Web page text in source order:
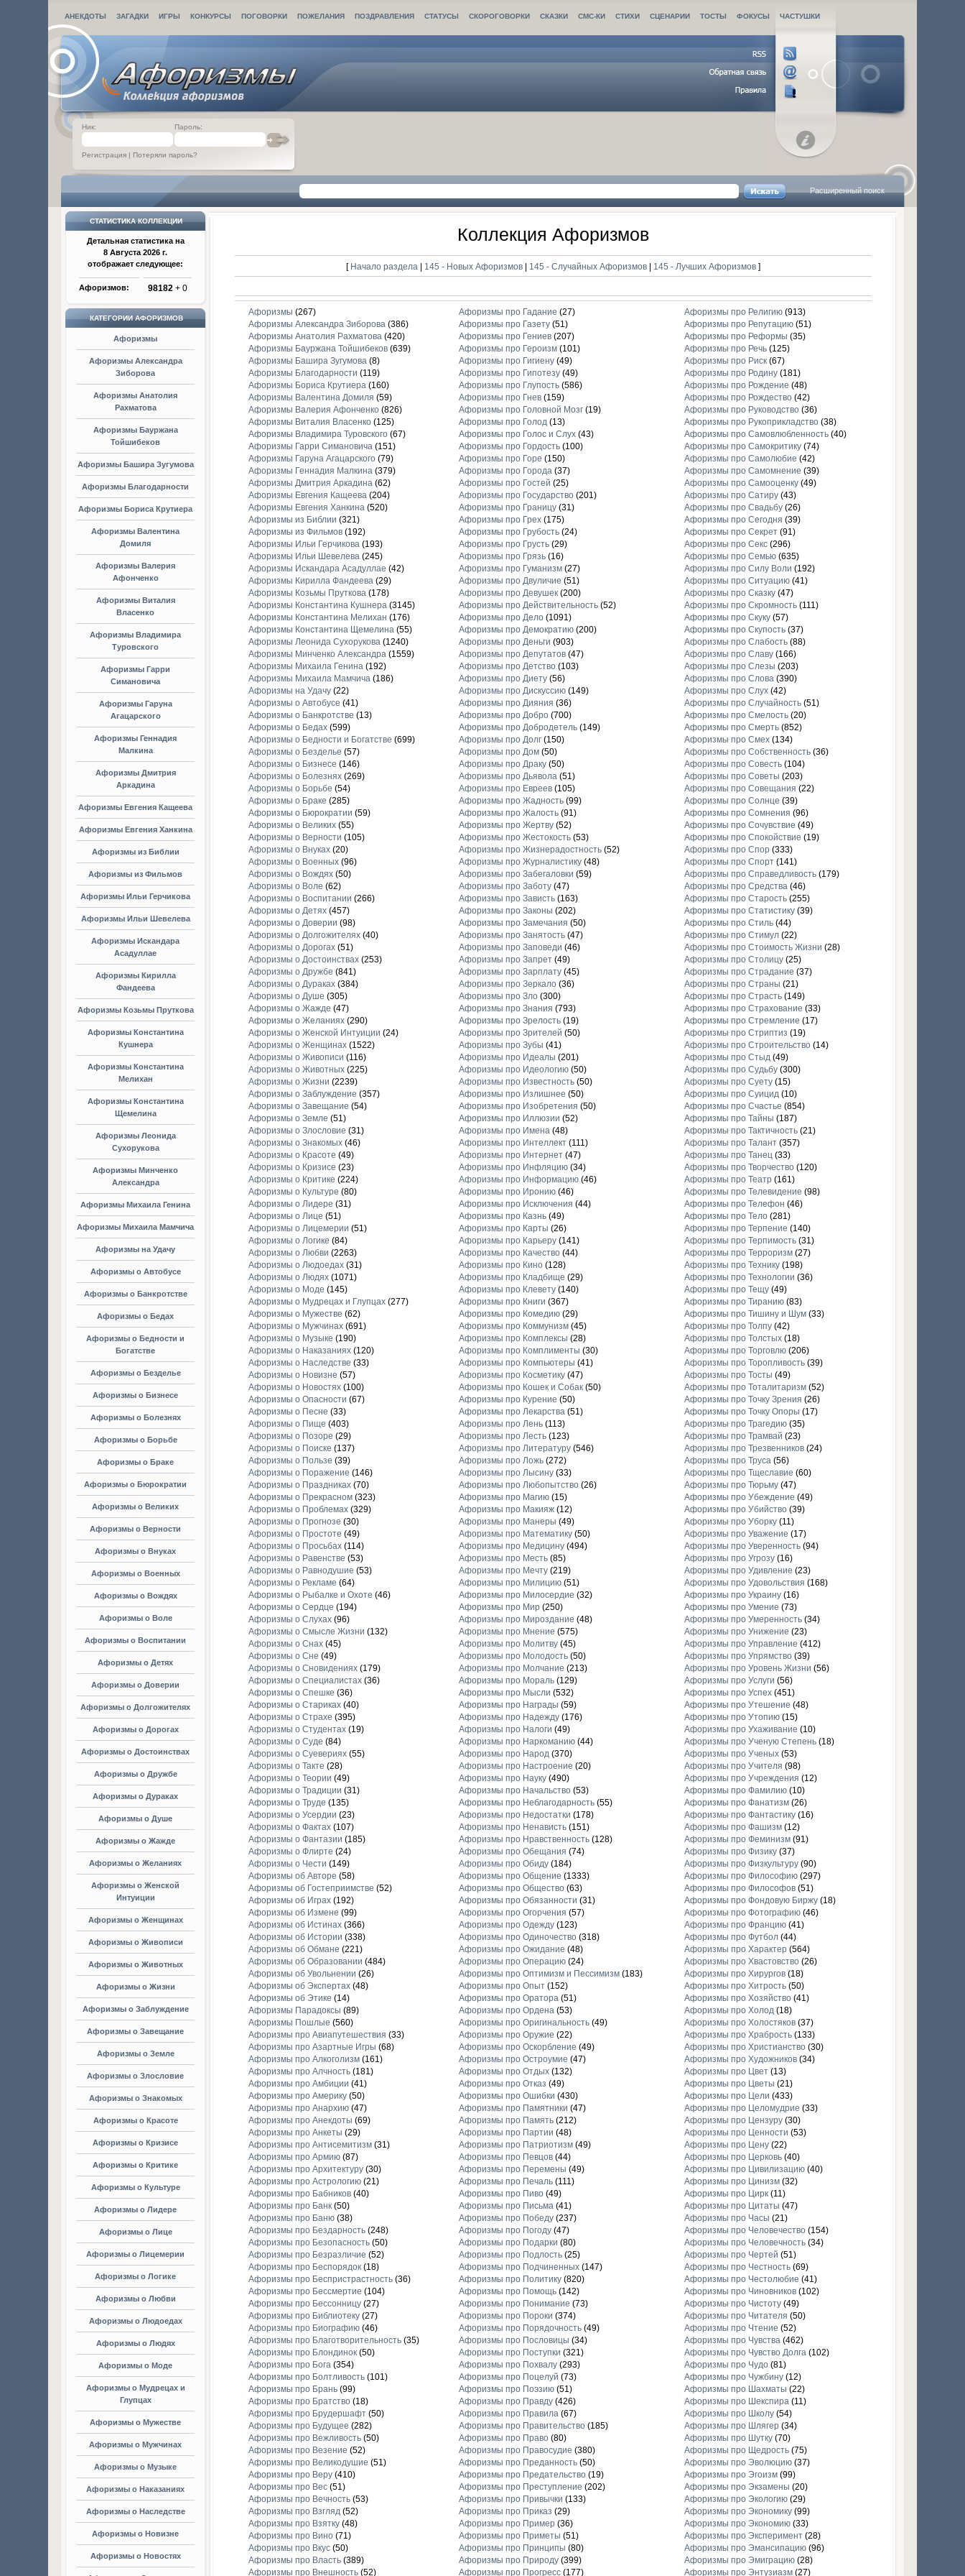
АНЕКДОТЫ ЗАГАДКИ ИГРЫ КОНКУРСЫ ПОГОВОРКИ ПОЖЕЛАНИЯ ПОЗДРАВЛЕНИЯ СТАТУСЫ СКОРОГОВОРКИ СКАЗКИ СМС-КИ СТИХИ СЦЕНАРИИ ТОСТЫ ФОКУСЫ ЧАСТУШКИ
Ник: Пароль:
Регистрация | Потеряли пароль?
Расширенный поиск
СТАТИСТИКА КОЛЛЕКЦИИ
Детальная статистика на
8 Августа 2026 г.
отображает следующее:
Афоризмов: 98182+ 0
КАТЕГОРИИ АФОРИЗМОВ
Афоризмы
Афоризмы Александра
Зиборова
Афоризмы Анатолия
Рахматова
Афоризмы Бауржана
Тойшибеков
Афоризмы Башира Зугумова
Афоризмы Благодарности
Афоризмы Бориса Крутиера
Афоризмы Валентина
Домиля
Афоризмы Валерия
Афонченко
Афоризмы Виталия
Власенко
Афоризмы Владимира
Туровского
Афоризмы Гарри
Симановича
Афоризмы Гаруна
Агацарского
Афоризмы Геннадия
Малкина
Афоризмы Дмитрия
Аркадина
Афоризмы Евгения Кащеева
Афоризмы Евгения Ханкина
Афоризмы из Библии
Афоризмы из Фильмов
Афоризмы Ильи Герчикова
Афоризмы Ильи Шевелева
Афоризмы Искандара
Асадуллае
Афоризмы Кирилла
Фандеева
Афоризмы Козьмы Пруткова
Афоризмы Константина
Кушнера
Афоризмы Константина
Мелихан
Афоризмы Константина
Щемелина
Афоризмы Леонида
Сухорукова
Афоризмы Минченко
Александра
Афоризмы Михаила Генина
Афоризмы Михаила Мамчича
Афоризмы на Удачу
Афоризмы о Автобусе
Афоризмы о Банкротстве
Афоризмы о Бедах
Афоризмы о Бедности и
Богатстве
Афоризмы о Безделье
Афоризмы о Бизнесе
Афоризмы о Болезнях
Афоризмы о Борьбе
Афоризмы о Браке
Афоризмы о Бюрократии
Афоризмы о Великих
Афоризмы о Верности
Афоризмы о Внуках
Афоризмы о Военных
Афоризмы о Вождях
Афоризмы о Воле
Афоризмы о Воспитании
Афоризмы о Детях
Афоризмы о Доверии
Афоризмы о Долгожителях
Афоризмы о Дорогах
Афоризмы о Достоинствах
Афоризмы о Дружбе
Афоризмы о Дураках
Афоризмы о Душе
Афоризмы о Жажде
Афоризмы о Желаниях
Афоризмы о Женской
Интуиции
Афоризмы о Женщинах
Афоризмы о Живописи
Афоризмы о Животных
Афоризмы о Жизни
Афоризмы о Заблуждение
Афоризмы о Завещание
Афоризмы о Земле
Афоризмы о Злословие
Афоризмы о Знакомых
Афоризмы о Красоте
Афоризмы о Кризисе
Афоризмы о Критике
Афоризмы о Культуре
Афоризмы о Лидере
Афоризмы о Лице
Афоризмы о Лицемерии
Афоризмы о Логике
Афоризмы о Любви
Афоризмы о Людоедах
Афоризмы о Людях
Афоризмы о Моде
Афоризмы о Мудрецах и
Глупцах
Афоризмы о Мужестве
Афоризмы о Мужчинах
Афоризмы о Музыке
Афоризмы о Наказаниях
Афоризмы о Наследстве
Афоризмы о Новизне
Афоризмы о Новостях
Коллекция Афоризмов
[ Начало раздела | 145 - Новых Афоризмов | 145 - Случайных Афоризмов | 145 - Лучших Афоризмов]
Афоризмы (267)
Афоризмы Александра Зиборова(386)
Афоризмы Анатолия Рахматова(420)
Афоризмы Бауржана Тойшибеков(639)
Афоризмы Башира Зугумова(8)
Афоризмы Благодарности (119)
Афоризмы Бориса Крутиера(160)
Афоризмы Валентина Домиля (59)
Афоризмы Валерия Афонченко(826)
Афоризмы Виталия Власенко(125)
Афоризмы Владимира Туровского(67)
Афоризмы Гарри Симановича(151)
Афоризмы Гаруна Агацарского(79)
Афоризмы Геннадия Малкина(379)
Афоризмы Дмитрия Аркадина(62)
Афоризмы Евгения Кащеева(204)
Афоризмы Евгения Ханкина(520)
Афоризмы из Библии (321)
Афоризмы из Фильмов(192)
Афоризмы Ильи Герчикова(193)
Афоризмы Ильи Шевелева(245)
Афоризмы Искандара Асадуллае (42)
Афоризмы Кирилла Фандеева(29)
Афоризмы Козьмы Пруткова(178)
Афоризмы Константина Кушнера(3145)
Афоризмы Константина Мелихан (176)
Афоризмы Константина Щемелина(55)
Афоризмы Леонида Сухорукова(1240)
Афоризмы Минченко Александра(1559)
Афоризмы Михаила Генина(192)
Афоризмы Михаила Мамчича(186)
Афоризмы на Удачу(22)
Афоризмы о Автобусе (41)
Афоризмы о Банкротстве (13)
Афоризмы о Бедах(599)
Афоризмы о Бедности и Богатстве (699)
Афоризмы о Безделье (57)
Афоризмы о Бизнесе (146)
Афоризмы о Болезнях(269)
Афоризмы о Борьбе (54)
Афоризмы о Браке (285)
Афоризмы о Бюрократии (59)
Афоризмы о Великих(55)
Афоризмы о Верности (105)
Афоризмы о Внуках(20)
Афоризмы о Военных(96)
Афоризмы о Вождях(50)
Афоризмы о Воле (62)
Афоризмы о Воспитании (266)
Афоризмы о Детях(457)
Афоризмы о Доверии (98)
Афоризмы о Долгожителях(40)
Афоризмы о Дорогах(51)
Афоризмы о Достоинствах(253)
Афоризмы о Дружбе (841)
Афоризмы о Дураках(384)
Афоризмы о Душе (305)
Афоризмы о Жажде (47)
Афоризмы о Желаниях(290)
Афоризмы о Женской Интуиции (24)
Афоризмы о Женщинах(1522)
Афоризмы о Живописи (116)
Афоризмы о Животных(225)
Афоризмы о Жизни (2239)
Афоризмы о Заблуждение (357)
Афоризмы о Завещание (54)
Афоризмы о Земле (51)
Афоризмы о Злословие (31)
Афоризмы о Знакомых(46)
Афоризмы о Красоте (49)
Афоризмы о Кризисе (23)
Афоризмы о Критике (224)
Афоризмы о Культуре (80)
Афоризмы о Лидере (31)
Афоризмы о Лице (51)
Афоризмы о Лицемерии (51)
Афоризмы о Логике (84)
Афоризмы о Любви (2263)
Афоризмы о Людоедах(31)
Афоризмы о Людях(1071)
Афоризмы о Моде (145)
Афоризмы о Мудрецах и Глупцах(277)
Афоризмы о Мужестве (62)
Афоризмы о Мужчинах(691)
Афоризмы о Музыке (190)
Афоризмы о Наказаниях(120)
Афоризмы о Наследстве (33)
Афоризмы о Новизне (57)
Афоризмы о Новостях(100)
Афоризмы о Опасности (67)
Афоризмы о Песне (33)
Афоризмы о Пище (403)
Афоризмы о Позоре (29)
Афоризмы о Поиске (137)
Афоризмы о Пользе (39)
Афоризмы о Поражение (146)
Афоризмы о Праздниках(70)
Афоризмы о Прекрасном(323)
Афоризмы о Проблемах(329)
Афоризмы о Прогнозе (30)
Афоризмы о Простоте (49)
Афоризмы о Просьбах(114)
Афоризмы о Равенстве (53)
Афоризмы о Равнодушие (53)
Афоризмы о Рекламе (64)
Афоризмы о Рыбалке и Охоте (46)
Афоризмы о Сердце (194)
Афоризмы о Слухах(96)
Афоризмы о Смысле Жизни (132)
Афоризмы о Снах(45)
Афоризмы о Сне (49)
Афоризмы о Сновидениях(179)
Афоризмы о Специалистах(36)
Афоризмы о Спешке (36)
Афоризмы о Стариках(40)
Афоризмы о Страхе (395)
Афоризмы о Студентах(19)
Афоризмы о Суде (84)
Афоризмы о Суевериях(55)
Афоризмы о Такте (28)
Афоризмы о Теории (49)
Афоризмы о Традиции (31)
Афоризмы о Труде (135)
Афоризмы о Усердии (23)
Афоризмы о Фактах(107)
Афоризмы о Фантазии (185)
Афоризмы о Флирте (24)
Афоризмы о Чести (149)
Афоризмы об Авторе (58)
Афоризмы об Гостеприимстве (52)
Афоризмы об Играх(192)
Афоризмы об Измене (99)
Афоризмы об Истинах(366)
Афоризмы об Истории (338)
Афоризмы об Обмане (221)
Афоризмы об Образовании (484)
Афоризмы об Увольнении (26)
Афоризмы об Экспертах(48)
Афоризмы об Этике (14)
Афоризмы Парадоксы (89)
Афоризмы Пошлые (560)
Афоризмы про Авиапутешествия (33)
Афоризмы про Азартные Игры (68)
Афоризмы про Алкоголизм(161)
Афоризмы про Алчность(181)
Афоризмы про Амбиции (41)
Афоризмы про Америку(50)
Афоризмы про Анархию(47)
Афоризмы про Анекдоты (69)
Афоризмы про Анкеты (29)
Афоризмы про Антисемитизм(31)
Афоризмы про Армию(87)
Афоризмы про Архитектуру(30)
Афоризмы про Астрологию(21)
Афоризмы про Бабников(40)
Афоризмы про Банк(50)
Афоризмы про Баню(38)
Афоризмы про Бездарность(248)
Афоризмы про Безопасность(50)
Афоризмы про Безразличие (52)
Афоризмы про Беспорядок(18)
Афоризмы про Беспристрастность(36)
Афоризмы про Бессмертие (104)
Афоризмы про Бессонницу(27)
Афоризмы про Библиотеку(27)
Афоризмы про Биографию(46)
Афоризмы про Благотворительность(35)
Афоризмы про Блондинок(50)
Афоризмы про Бога(354)
Афоризмы про Болтливость(101)
Афоризмы про Брань(99)
Афоризмы про Братство(18)
Афоризмы про Брудершафт(50)
Афоризмы про Будущее (282)
Афоризмы про Вежливость(50)
Афоризмы про Везение (52)
Афоризмы про Великодушие (51)
Афоризмы про Веру(410)
Афоризмы про Вес(51)
Афоризмы про Вечность(53)
Афоризмы про Взгляд(52)
Афоризмы про Взятку(48)
Афоризмы про Вино(71)
Афоризмы про Вкус(50)
Афоризмы про Власть(389)
Афоризмы про Внешность(52)
Афоризмы про Гадание (27)
Афоризмы про Газету(51)
Афоризмы про Гениев(207)
Афоризмы про Героизм(101)
Афоризмы про Гигиену(49)
Афоризмы про Гипотезу(49)
Афоризмы про Глупость(586)
Афоризмы про Гнев(159)
Афоризмы про Головной Мозг(19)
Афоризмы про Голод(13)
Афоризмы про Голос и Слух(43)
Афоризмы про Гордость(100)
Афоризмы про Горе (150)
Афоризмы про Города(37)
Афоризмы про Гостей (25)
Афоризмы про Государство(201)
Афоризмы про Границу(31)
Афоризмы про Грех(175)
Афоризмы про Грубость(24)
Афоризмы про Грусть(29)
Афоризмы про Грязь(16)
Афоризмы про Гуманизм(27)
Афоризмы про Двуличие (51)
Афоризмы про Девушек(200)
Афоризмы про Действительность(52)
Афоризмы про Дело(1091)
Афоризмы про Демократию(200)
Афоризмы про Деньги (903)
Афоризмы про Депутатов(47)
Афоризмы про Детство(103)
Афоризмы про Диету(56)
Афоризмы про Дискуссию(149)
Афоризмы про Дияния (36)
Афоризмы про Добро(700)
Афоризмы про Добродетель(149)
Афоризмы про Долг(150)
Афоризмы про Дом(50)
Афоризмы про Драку(50)
Афоризмы про Дьявола(51)
Афоризмы про Евреев(105)
Афоризмы про Жадность(99)
Афоризмы про Жалость(91)
Афоризмы про Жертву(52)
Афоризмы про Жестокость(53)
Афоризмы про Жизнерадостность(52)
Афоризмы про Журналистику(48)
Афоризмы про Забегаловки (59)
Афоризмы про Заботу(47)
Афоризмы про Зависть(163)
Афоризмы про Законы (202)
Афоризмы про Замечания (50)
Афоризмы про Занятость(47)
Афоризмы про Заповеди (46)
Афоризмы про Запрет(49)
Афоризмы про Зарплату(45)
Афоризмы про Зеркало(36)
Афоризмы про Зло(300)
Афоризмы про Знания (793)
Афоризмы про Зрелость(19)
Афоризмы про Зрителей (50)
Афоризмы про Зубы (41)
Афоризмы про Идеалы (201)
Афоризмы про Идеологию(50)
Афоризмы про Известность(50)
Афоризмы про Излишнее (50)
Афоризмы про Изобретения (50)
Афоризмы про Иллюзии (52)
Афоризмы про Имена(48)
Афоризмы про Интеллект(111)
Афоризмы про Интернет(47)
Афоризмы про Инфляцию(34)
Афоризмы про Информацию(46)
Афоризмы про Иронию(46)
Афоризмы про Исключения (44)
Афоризмы про Казнь(49)
Афоризмы про Карты (26)
Афоризмы про Карьеру(141)
Афоризмы про Качество(44)
Афоризмы про Кино(128)
Афоризмы про Кладбище (29)
Афоризмы про Клевету(140)
Афоризмы про Книги (367)
Афоризмы про Комедию(29)
Афоризмы про Коммунизм(45)
Афоризмы про Комплексы (28)
Афоризмы про Комплименты (30)
Афоризмы про Компьютеры (41)
Афоризмы про Косметику(47)
Афоризмы про Кошек и Собак(50)
Афоризмы про Курение (50)
Афоризмы про Лекарства(51)
Афоризмы про Лень(113)
Афоризмы про Лесть(123)
Афоризмы про Литературу(546)
Афоризмы про Ложь(272)
Афоризмы про Лысину(33)
Афоризмы про Любопытство(26)
Афоризмы про Магию(15)
Афоризмы про Макияж(12)
Афоризмы про Манеры (49)
Афоризмы про Математику(50)
Афоризмы про Медицину(494)
Афоризмы про Месть(85)
Афоризмы про Мечту(219)
Афоризмы про Милицию(51)
Афоризмы про Милосердие (32)
Афоризмы про Мир(250)
Афоризмы про Мироздание (48)
Афоризмы про Мнение (575)
Афоризмы про Молитву(45)
Афоризмы про Молодость(50)
Афоризмы про Молчание (213)
Афоризмы про Мораль(129)
Афоризмы про Мысли (532)
Афоризмы про Награды (59)
Афоризмы про Надежду(176)
Афоризмы про Налоги (49)
Афоризмы про Наркоманию(44)
Афоризмы про Народ(370)
Афоризмы про Настроение (20)
Афоризмы про Науку(490)
Афоризмы про Начальство(53)
Афоризмы про Неблагодарность(55)
Афоризмы про Недостатки (178)
Афоризмы про Ненависть(151)
Афоризмы про Нравственность(128)
Афоризмы про Обещания (74)
Афоризмы про Обиду(184)
Афоризмы про Общение (1333)
Афоризмы про Общество(63)
Афоризмы про Обязанности (31)
Афоризмы про Огорчения (57)
Афоризмы про Одежду(123)
Афоризмы про Одиночество(318)
Афоризмы про Ожидание (48)
Афоризмы про Операцию(24)
Афоризмы про Оптимизм и Пессимизм(183)
Афоризмы про Опыт(152)
Афоризмы про Оратора(51)
Афоризмы про Ордена(53)
Афоризмы про Оригинальность(49)
Афоризмы про Оружие (22)
Афоризмы про Оскорбление (49)
Афоризмы про Остроумие (47)
Афоризмы про Отдых(132)
Афоризмы про Отказ (49)
Афоризмы про Ошибки (430)
Афоризмы про Памятники (47)
Афоризмы про Память(212)
Афоризмы про Партии (48)
Афоризмы про Патриотизм(49)
Афоризмы про Певцов(44)
Афоризмы про Перемены (49)
Афоризмы про Печаль(111)
Афоризмы про Пиво(49)
Афоризмы про Письма(41)
Афоризмы про Победу(237)
Афоризмы про Погоду(47)
Афоризмы про Подарки (80)
Афоризмы про Подлость(25)
Афоризмы про Подчиненных(147)
Афоризмы про Политику(820)
Афоризмы про Помощь(142)
Афоризмы про Понимание (73)
Афоризмы про Пороки (374)
Афоризмы про Порядочность(49)
Афоризмы про Пословицы (34)
Афоризмы про Поступки (321)
Афоризмы про Похвалу(293)
Афоризмы про Поцелуй (73)
Афоризмы про Поэзию(51)
Афоризмы про Правду(426)
Афоризмы про Правила(67)
Афоризмы про Правительство(185)
Афоризмы про Право(80)
Афоризмы про Правосудие (380)
Афоризмы про Преданность(50)
Афоризмы про Предательство(19)
Афоризмы про Преступление (202)
Афоризмы про Привычки (133)
Афоризмы про Приказ (29)
Афоризмы про Пример(36)
Афоризмы про Приметы (51)
Афоризмы про Принципы (80)
Афоризмы про Природу(399)
Афоризмы про Прогресс(177)
Афоризмы про Религию(913)
Афоризмы про Репутацию(51)
Афоризмы про Реформы (35)
Афоризмы про Речь(125)
Афоризмы про Риск(67)
Афоризмы про Родину(181)
Афоризмы про Рождение (48)
Афоризмы про Рождество(42)
Афоризмы про Руководство(36)
Афоризмы про Рукоприкладство(38)
Афоризмы про Самовлюбленность(40)
Афоризмы про Самокритику(74)
Афоризмы про Самолюбие (42)
Афоризмы про Самомнение (39)
Афоризмы про Самооценку(49)
Афоризмы про Сатиру(43)
Афоризмы про Свадьбу(26)
Афоризмы про Сегодня (39)
Афоризмы про Секрет(91)
Афоризмы про Секс(296)
Афоризмы про Семью(635)
Афоризмы про Силу Воли (192)
Афоризмы про Ситуацию(41)
Афоризмы про Сказку(47)
Афоризмы про Скромность(111)
Афоризмы про Скуку(57)
Афоризмы про Скупость(37)
Афоризмы про Слабость(88)
Афоризмы про Славу(166)
Афоризмы про Слезы (203)
Афоризмы про Слова(390)
Афоризмы про Слух(42)
Афоризмы про Случайность(51)
Афоризмы про Смелость(20)
Афоризмы про Смерть(852)
Афоризмы про Смех(134)
Афоризмы про Собственность(36)
Афоризмы про Совесть(104)
Афоризмы про Советы (203)
Афоризмы про Совещания (22)
Афоризмы про Солнце (39)
Афоризмы про Сомнения (96)
Афоризмы про Сочувствие (49)
Афоризмы про Спокойствие (19)
Афоризмы про Спор(333)
Афоризмы про Спорт(141)
Афоризмы про Справедливость(179)
Афоризмы про Средства(46)
Афоризмы про Старость(255)
Афоризмы про Статистику(39)
Афоризмы про Стиль(44)
Афоризмы про Стимул(22)
Афоризмы про Стоимость Жизни (28)
Афоризмы про Столицу(25)
Афоризмы про Страдание (37)
Афоризмы про Страны (21)
Афоризмы про Страсть(149)
Афоризмы про Страхование (33)
Афоризмы про Стремление (17)
Афоризмы про Стриптиз (19)
Афоризмы про Строительство(14)
Афоризмы про Стыд(49)
Афоризмы про Судьбу(300)
Афоризмы про Суету(15)
Афоризмы про Суицид(10)
Афоризмы про Счастье (854)
Афоризмы про Тайны (187)
Афоризмы про Тактичность(21)
Афоризмы про Талант(357)
Афоризмы про Танец(33)
Афоризмы про Творчество(120)
Афоризмы про Театр(161)
Афоризмы про Телевидение (98)
Афоризмы про Телефон (46)
Афоризмы про Тело(281)
Афоризмы про Терпение (140)
Афоризмы про Терпимость(31)
Афоризмы про Терроризм(27)
Афоризмы про Технику(198)
Афоризмы про Технологии (36)
Афоризмы про Тещу(49)
Афоризмы про Тиранию(83)
Афоризмы про Тишину и Шум(33)
Афоризмы про Толпу(42)
Афоризмы про Толстых(18)
Афоризмы про Торговлю(206)
Афоризмы про Торопливость(39)
Афоризмы про Тосты (49)
Афоризмы про Тоталитаризм(52)
Афоризмы про Точку Зрения (26)
Афоризмы про Точку Опоры (17)
Афоризмы про Трагедию(35)
Афоризмы про Трамвай (23)
Афоризмы про Трезвенников(24)
Афоризмы про Труса(56)
Афоризмы про Тщеславие (60)
Афоризмы про Тюрьму(47)
Афоризмы про Убеждение (49)
Афоризмы про Убийство(39)
Афоризмы про Уборку(11)
Афоризмы про Уважение (17)
Афоризмы про Уверенность(94)
Афоризмы про Угрозу(16)
Афоризмы про Удивление (23)
Афоризмы про Удовольствия (168)
Афоризмы про Украину(16)
Афоризмы про Умение (73)
Афоризмы про Умеренность(34)
Афоризмы про Унижение (23)
Афоризмы про Управление (412)
Афоризмы про Упрямство(39)
Афоризмы про Уровень Жизни (56)
Афоризмы про Услуги (56)
Афоризмы про Успех(451)
Афоризмы про Утешение (48)
Афоризмы про Утопию(15)
Афоризмы про Ухаживание (10)
Афоризмы про Ученую Степень(18)
Афоризмы про Ученых(53)
Афоризмы про Учителя (98)
Афоризмы про Учреждения (12)
Афоризмы про Фамилию(10)
Афоризмы про Фанатизм(26)
Афоризмы про Фантастику(16)
Афоризмы про Фашизм(12)
Афоризмы про Феминизм(91)
Афоризмы про Физику(37)
Афоризмы про Физкультуру(90)
Афоризмы про Философию(297)
Афоризмы про Философов(51)
Афоризмы про Фондовую Биржу(18)
Афоризмы про Фотографию(46)
Афоризмы про Францию(41)
Афоризмы про Футбол(44)
Афоризмы про Характер(564)
Афоризмы про Хвастовство(26)
Афоризмы про Хирургов(18)
Афоризмы про Хитрость(50)
Афоризмы про Хозяйство(41)
Афоризмы про Холод(18)
Афоризмы про Холостяков(37)
Афоризмы про Храбрость(133)
Афоризмы про Христианство(30)
Афоризмы про Художников(34)
Афоризмы про Цвет(13)
Афоризмы про Цветы (21)
Афоризмы про Цели (433)
Афоризмы про Целомудрие (33)
Афоризмы про Цензуру(30)
Афоризмы про Ценности (53)
Афоризмы про Цену(22)
Афоризмы про Церковь(40)
Афоризмы про Цивилизацию(40)
Афоризмы про Цинизм(32)
Афоризмы про Цирк(11)
Афоризмы про Цитаты (47)
Афоризмы про Часы (21)
Афоризмы про Человечество(154)
Афоризмы про Человечность(34)
Афоризмы про Чертей (51)
Афоризмы про Честность(69)
Афоризмы про Честолюбие (41)
Афоризмы про Чиновников(102)
Афоризмы про Чистоту(49)
Афоризмы про Читателя (50)
Афоризмы про Чтение (52)
Афоризмы про Чувства(462)
Афоризмы про Чувство Долга(102)
Афоризмы про Чудо(81)
Афоризмы про Чужбину(12)
Афоризмы про Шахматы (22)
Афоризмы про Шекспира(11)
Афоризмы про Школу(54)
Афоризмы про Шлягер(34)
Афоризмы про Шутку(70)
Афоризмы про Щедрость(75)
Афоризмы про Эволюцию(37)
Афоризмы про Эгоизм(99)
Афоризмы про Экзамены (20)
Афоризмы про Экологию(29)
Афоризмы про Экономику(99)
Афоризмы про Экономию(33)
Афоризмы про Эксперимент(28)
Афоризмы про Эмансипацию(96)
Афоризмы про Эмиграцию(28)
Афоризмы про Энтузиазм(27)